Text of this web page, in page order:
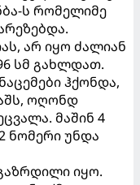
ს რომელიმე
არ იყო ძალიან
სმ გახლდათ.
ჰქონდა,
ოღონდ
მაშინ 4
ნომერი უნდა
იყო.